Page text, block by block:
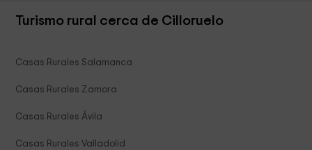
Turismo rural cerca de Cilloruelo
Casas Rurales Salamanca
Casas Rurales Zamora
Casas Rurales Ávila
Casas Rurales Valladolid